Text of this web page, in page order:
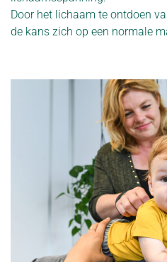
Door het lichaam te ontdoen
de kans zich op een normale